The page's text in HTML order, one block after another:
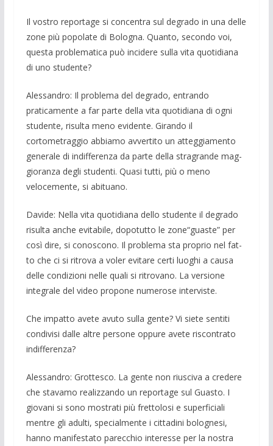
Il vostro reportage si concentra sul de­grado in una delle
zone più popolate di Bologna. Quanto, secondo voi,
questa problematica può incidere sulla vita quotidiana
di uno studente?
Alessandro: Il problema del degra­do, en­trando
praticamente a far parte della vita quotidiana di ogni
studente, risulta meno evidente. Girando il
cortometraggio abbia­mo avvertito un atteggiamento
gene­rale di indifferenza da parte della stragrand­e mag­
gioranza degli studenti. Quasi tutti, più o meno
velocemente, si abitua­no.
Davide: Nella vita quotidiana dello stu­dente il degrado
risulta anche evitabile, dopotutto le zone“guaste” per
così dire, si conoscono. Il problema sta proprio nel fat­
to che ci si ritrova a voler evitare certi luo­ghi a causa
delle condizioni nelle quali si ritrovano. La versione
integrale del vi­deo propone numerose interviste.
Che impatto avete avuto sulla gente? Vi siete sentiti
condivisi dalle altre per­sone oppure avete riscontrato
indiffe­renza?
Alessandro: Grottesco. La gente non riu­sciva a credere
che stavamo realiz­zando un reportage sul Guasto. I
giovani si sono mostrati più frettolosi e superficia­li
mentre gli adulti, specialmente i cittadi­ni bologne­si,
hanno manifestato parecchio interesse per la nostra